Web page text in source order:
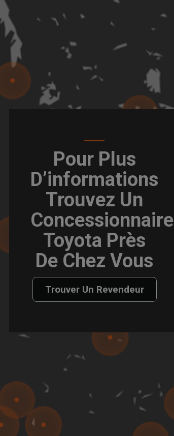
Pour Plus
D’informations
Trouvez Un
Concessionnaire
Toyota Près
De Chez Vous
Trouver Un Revendeur